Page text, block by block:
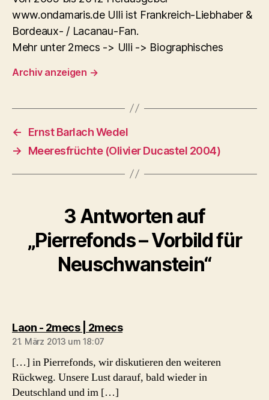
www.ondamaris.de Ulli ist Frankreich-Liebhaber &
Bordeaux- / Lacanau-Fan.
Mehr unter 2mecs -> Ulli -> Biographisches
Archiv anzeigen →
←
Ernst Barlach Wedel
→
Meeresfrüchte (Olivier Ducastel 2004)
3 Antworten auf
„Pierrefonds – Vorbild für
Neuschwanstein“
Laon - 2mecs | 2mecssagt:
21. März 2013 um 18:07
[…] in Pierrefonds, wir diskutieren den weiteren
Rückweg. Unsere Lust darauf, bald wieder in
Deutschland und im […]